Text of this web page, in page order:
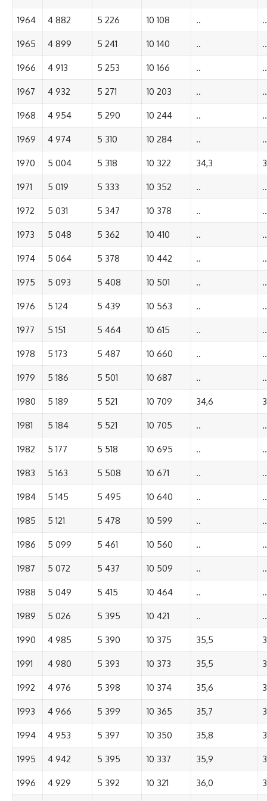
1964 4 882 5 226 10 108 .. ..
1965 4 899 5 241 10 140 .. ..
1966 4 913 5 253 10 166 .. ..
1967 4 932 5 271 10 203 .. ..
1968 4 954 5 290 10 244 .. ..
1969 4 974 5 310 10 284 .. ..
1970 5 004 5 318 10 322 34,3
1971 5 019 5 333 10 352 .. ..
1972 5 031 5 347 10 378 .. ..
1973 5 048 5 362 10 410 .. ..
1974 5 064 5 378 10 442 .. ..
1975 5 093 5 408 10 501 .. ..
1976 5 124 5 439 10 563 .. ..
1977 5 151 5 464 10 615 .. ..
1978 5 173 5 487 10 660 .. ..
1979 5 186 5 501 10 687 .. ..
1980 5 189 5 521 10 709 34,6
1981 5 184 5 521 10 705 .. ..
1982 5 177 5 518 10 695 .. ..
1983 5 163 5 508 10 671 .. ..
1984 5 145 5 495 10 640 .. ..
1985 5 121 5 478 10 599 .. ..
1986 5 099 5 461 10 560 .. ..
1987 5 072 5 437 10 509 .. ..
1988 5 049 5 415 10 464 .. ..
1989 5 026 5 395 10 421 .. ..
1990 4 985 5 390 10 375 35,5
1991 4 980 5 393 10 373 35,5
1992 4 976 5 398 10 374 35,6
1993 4 966 5 399 10 365 35,7
1994 4 953 5 397 10 350 35,8
1995 4 942 5 395 10 337 35,9
1996 4 929 5 392 10 321 36,0